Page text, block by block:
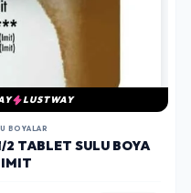
LUSTWAY
BOYALAR
2 TABLET SULU BOYA
IMIT